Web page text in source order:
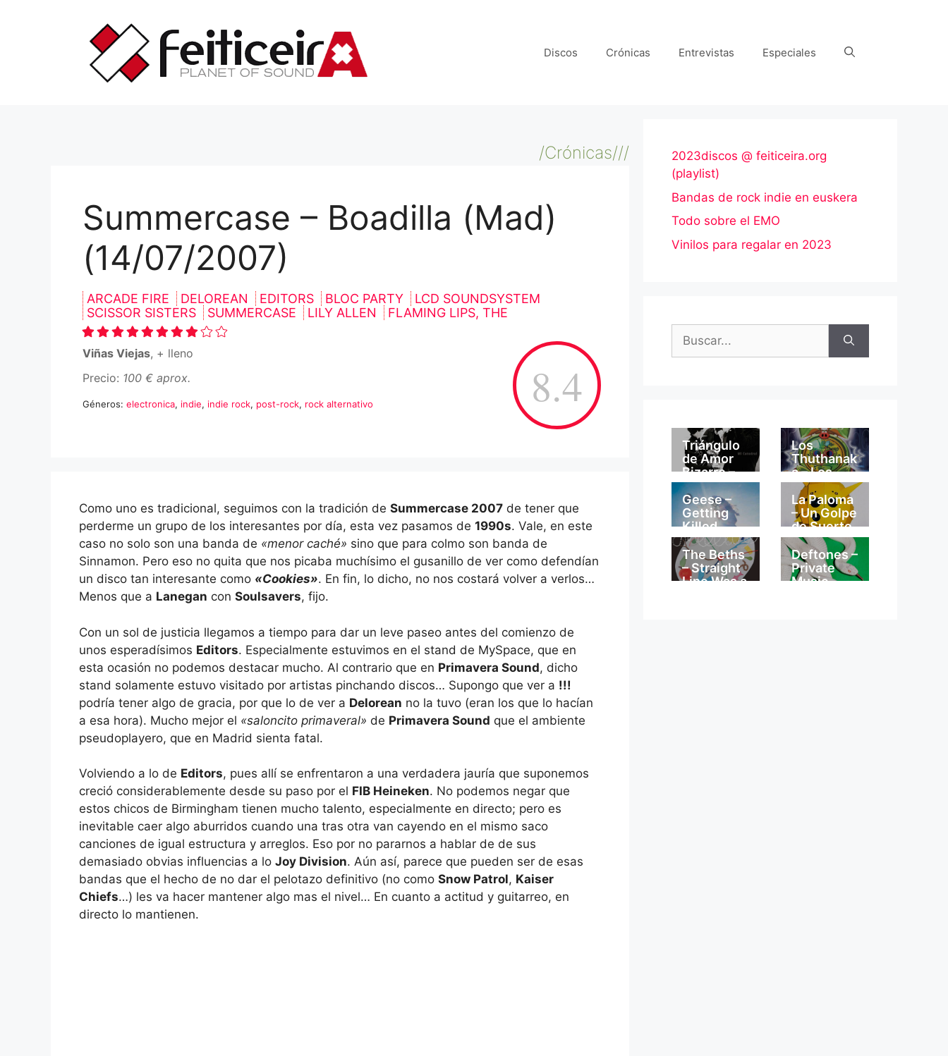
Discos Crónicas Entrevistas Especiales
/Crónicas///
Summercase – Boadilla (Mad)
(14/07/2007)
ARCADE FIRE DELOREAN EDITORS BLOC PARTY
LCD SOUNDSYSTEM
SCISSOR SISTERS
SUMMERCASE LILY ALLEN FLAMING LIPS, THE
8.4
Viñas Viejas, + lleno
Precio: 100 € aprox.
Géneros: electronica, indie, indie rock, post-rock, rock alternativo
Como uno es tradicional, seguimos con la tradición de Summercase 2007 de tener que
perderme un grupo de los interesantes por día, esta vez pasamos de 1990s. Vale, en este
caso no solo son una banda de «menor caché» sino que para colmo son banda de
Sinnamon. Pero eso no quita que nos picaba muchísimo el gusanillo de ver como defendían
un disco tan interesante como «Cookies». En fin, lo dicho, no nos costará volver a verlos…
Menos que a Lanegan con Soulsavers, fijo.
Con un sol de justicia llegamos a tiempo para dar un leve paseo antes del comienzo de
unos esperadísimos Editors. Especialmente estuvimos en el stand de MySpace, que en
esta ocasión no podemos destacar mucho. Al contrario que en Primavera Sound, dicho
stand solamente estuvo visitado por artistas pinchando discos… Supongo que ver a !!!
podría tener algo de gracia, por que lo de ver a Delorean no la tuvo (eran los que lo hacían
a esa hora). Mucho mejor el «saloncito primaveral» de Primavera Sound que el ambiente
pseudoplayero, que en Madrid sienta fatal.
Volviendo a lo de Editors, pues allí se enfrentaron a una verdadera jauría que suponemos
creció considerablemente desde su paso por el FIB Heineken. No podemos negar que
estos chicos de Birmingham tienen mucho talento, especialmente en directo; pero es
inevitable caer algo aburridos cuando una tras otra van cayendo en el mismo saco
canciones de igual estructura y arreglos. Eso por no pararnos a hablar de de sus
demasiado obvias influencias a lo Joy Division. Aún así, parece que pueden ser de esas
bandas que el hecho de no dar el pelotazo definitivo (no como Snow Patrol, Kaiser
Chiefs…) les va hacer mantener algo mas el nivel… En cuanto a actitud y guitarreo, en
directo lo mantienen.
2023discos @ feiticeira.org
(playlist)
Bandas de rock indie en euskera
Todo sobre el EMO
Vinilos para regalar en 2023
Triángulo
de Amor
Bizarro –
Mi
Catedral
Los
Thuthanak
a – Los
Thuthanak
a
Geese –
Getting
Killed
La Paloma
– Un Golpe
de Suerte
The Beths
– Straight
Line Was a
Deftones –
Private
Music